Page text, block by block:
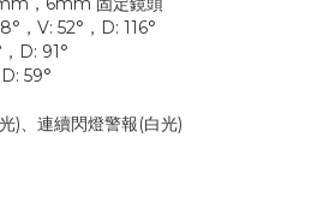
，V: 52°，D: 116°
D: 91°
59°
)、連續閃燈警報(白光)